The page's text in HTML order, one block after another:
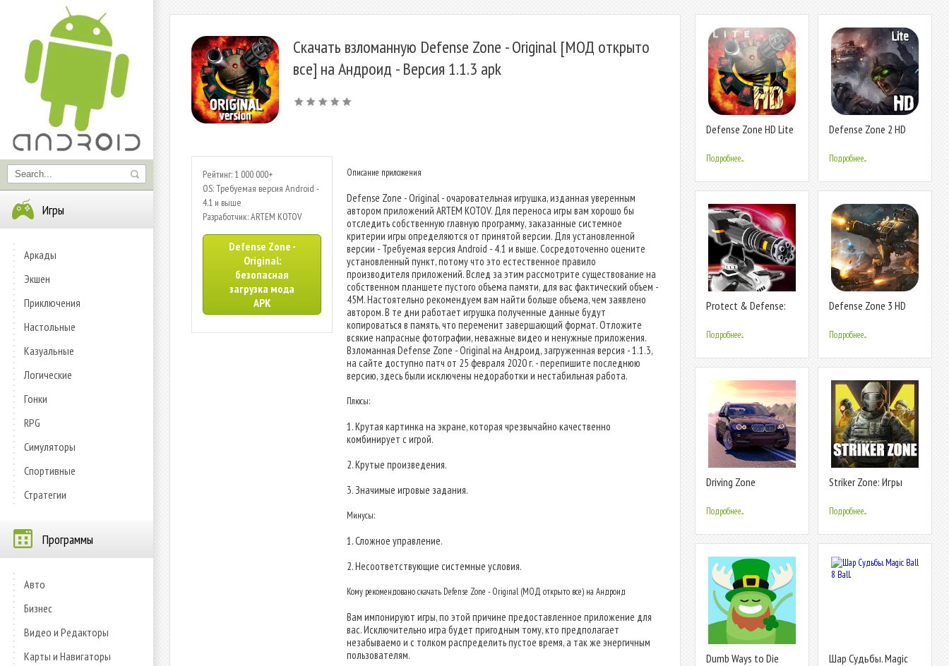
Игры
Аркады
Экшен
Приключения
Настольные
Казуальные
Логические
Гонки
RPG
Симуляторы
Спортивные
Стратегии
Программы
Авто
Бизнес
Видео и Редакторы
Карты и Навигаторы
Скачать взломанную Defense Zone - Original [МОД открыто
все] на Андроид - Версия 1.1.3 apk
Рейтинг: 1 000 000+
OS: Требуемая версия Android -
4.1 и выше
Разработчик: ARTEM KOTOV
Defense Zone -
Original:
безопасная
загрузка мода
APK
Описание приложения
Defense Zone - Original - очаровательная игрушка, изданная уверенным
автором приложений ARTEM KOTOV. Для переноса игры вам хорошо бы
отследить собственную главную программу, заказанные системное
критерии игры определяются от принятой версии. Для установленной
версии - Требуемая версия Android - 4.1 и выше. Сосредоточенно оцените
установленный пункт, потому что это естественное правило
производителя приложений. Вслед за этим рассмотрите существование на
собственном планшете пустого объема памяти, для вас фактический объем -
45M. Настоятельно рекомендуем вам найти больше объема, чем заявлено
автором. В те дни работает игрушка полученные данные будут
копироваться в память, что переменит завершающий формат. Отложите
всякие напрасные фотографии, неважные видео и ненужные приложения.
Взломанная Defense Zone - Original на Андроид, загруженная версия - 1.1.3,
на сайте доступно патч от 25 февраля 2020 г. - перепишите последнюю
версию, здесь были исключены недоработки и нестабильная работа.
Плюсы:
1. Крутая картинка на экране, которая чрезвычайно качественно
комбинирует с игрой.
2. Крутые произведения.
3. Значимые игровые задания.
Минусы:
1. Сложное управление.
2. Несоответствующие системные условия.
Кому рекомендовано скачать Defense Zone - Original (МОД открыто все) на Андроид
Вам импонируют игры, по этой причине предоставленное приложение для
вас. Исключительно игра будет пригодным тому, кто предполагает
незабываемо и с толком распределить пустое время, а так же энергичным
пользователям.
Defense Zone HD Lite
Подробнее...
Defense Zone 2 HD
Подробнее...
Protect & Defense:
Подробнее...
Defense Zone 3 HD
Подробнее...
Driving Zone
Подробнее...
Striker Zone: Игры
Подробнее...
Dumb Ways to Die
Шар Судьбы. Magic